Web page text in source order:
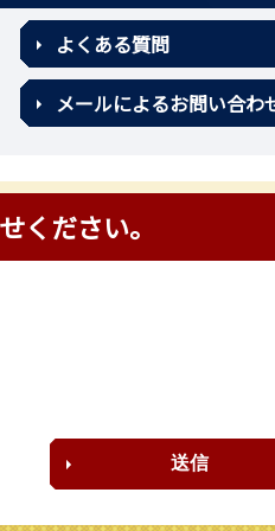
よくある質問
メールによるお問い合わ
ください。